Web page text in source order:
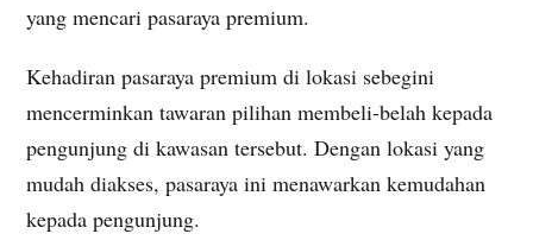
yang mencari pasaraya premium.
Kehadiran pasaraya premium di lokasi sebegini
mencerminkan tawaran pilihan membeli-belah kepada
pengunjung di kawasan tersebut. Dengan lokasi yang
mudah diakses, pasaraya ini menawarkan kemudahan
kepada pengunjung.